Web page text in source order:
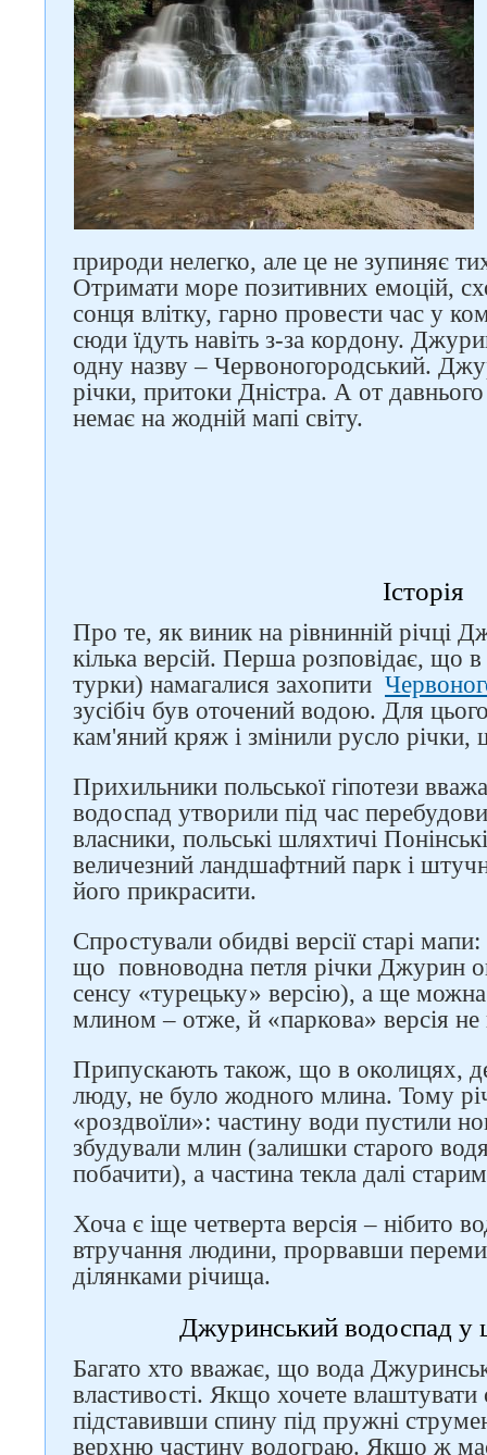
природи нелегко, але це не зупиняє
Отримати море позитивних емоцій,
сонця влітку, гарно провести час у
сюди їдуть навіть з-за кордону.
одну назву – Червоногородський.
річки, притоки Дністра. А от
немає на жодній мапі світу.
Історія
Про те, як виник на рівнинній річці
кілька версій. Перша розповідає, що в
турки) намагалися захопити
зусібіч був оточений водою. Для
кам'яний кряж і змінили русло
Прихильники польської гіпотези
водоспад утворили під час
власники, польські шляхтичі
величезний ландшафтний парк і
його прикрасити.
Спростували обидві версії старі
що повноводна петля річки Джурин
сенсу «турецьку» версію), а ще можна
млином – отже, й «паркова» версія не
Припускають також, що в околицях,
люду, не було жодного млина. Тому
«роздвоїли»: частину води пустили
збудували млин (залишки старого
побачити), а частина текла далі
Хоча є іще четверта версія – нібито
втручання людини, прорвавши
ділянками річища.
Джуринський водоспад у
Багато хто вважає, що вода
властивості. Якщо хочете влаштувати
підставивши спину під пружні
верхню частину водограю. Якщо ж